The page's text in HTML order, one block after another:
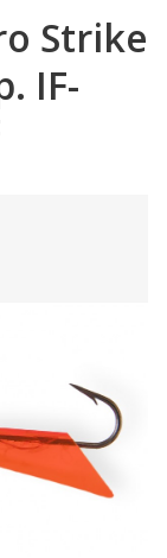
Strike
IF-